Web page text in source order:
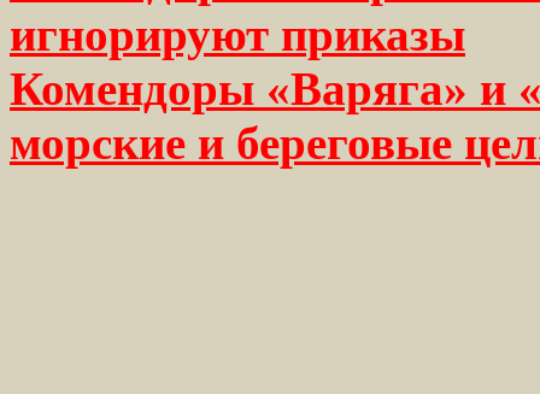
игнорируют приказы
Комендоры «Варяга» и
морские и береговые